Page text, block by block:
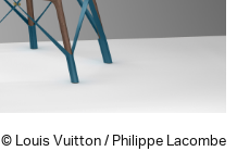
© Louis Vuitton / Philippe Lacombe